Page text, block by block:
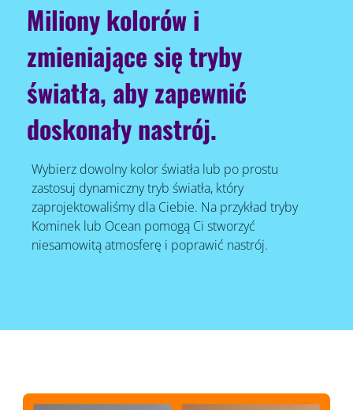
Miliony kolorów i
zmieniające się tryby
światła, aby zapewnić
doskonały nastrój.
Wybierz dowolny kolor światła lub po prostu
zastosuj dynamiczny tryb światła, który
zaprojektowaliśmy dla Ciebie. Na przykład tryby
Kominek lub Ocean pomogą Ci stworzyć
niesamowitą atmosferę i poprawić nastrój.